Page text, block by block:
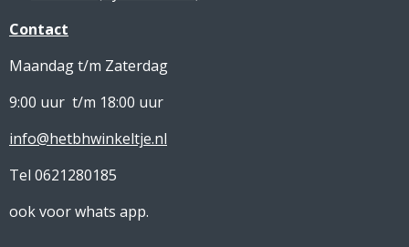
Contact
Maandag t/m Zaterdag
9:00 uur t/m 18:00 uur
info@hetbhwinkeltje.nl
Tel 0621280185
ook voor whats app.